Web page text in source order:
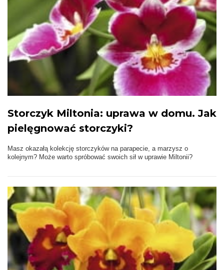
Storczyk Miltonia: uprawa w domu. Jak
pielęgnować storczyki?
Masz okazałą kolekcję storczyków na parapecie, a marzysz o
kolejnym? Może warto spróbować swoich sił w uprawie Miltonii?